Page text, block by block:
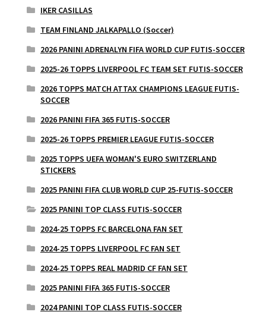
IKER CASILLAS
TEAM FINLAND JALKAPALLO (Soccer)
2026 PANINI ADRENALYN FIFA WORLD CUP FUTIS-SOCCER
2025-26 TOPPS LIVERPOOL FC TEAM SET FUTIS-SOCCER
2026 TOPPS MATCH ATTAX CHAMPIONS LEAGUE FUTIS-
SOCCER
2026 PANINI FIFA 365 FUTIS-SOCCER
2025-26 TOPPS PREMIER LEAGUE FUTIS-SOCCER
2025 TOPPS UEFA WOMAN'S EURO SWITZERLAND
STICKERS
2025 PANINI FIFA CLUB WORLD CUP 25-FUTIS-SOCCER
2025 PANINI TOP CLASS FUTIS-SOCCER
2024-25 TOPPS FC BARCELONA FAN SET
2024-25 TOPPS LIVERPOOL FC FAN SET
2024-25 TOPPS REAL MADRID CF FAN SET
2025 PANINI FIFA 365 FUTIS-SOCCER
2024 PANINI TOP CLASS FUTIS-SOCCER